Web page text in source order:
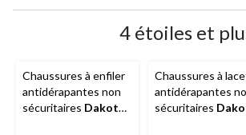
4 étoiles et
Chaussures à enfiler
antidérapantes non
sécuritaires Dakota
Chaussures à
antidérapantes
sécuritaires